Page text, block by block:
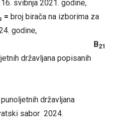
svibnja 2021. godine,
= broj birača na izborima za
godine,
21
državljana popisanih
državljana
sabor 2024.